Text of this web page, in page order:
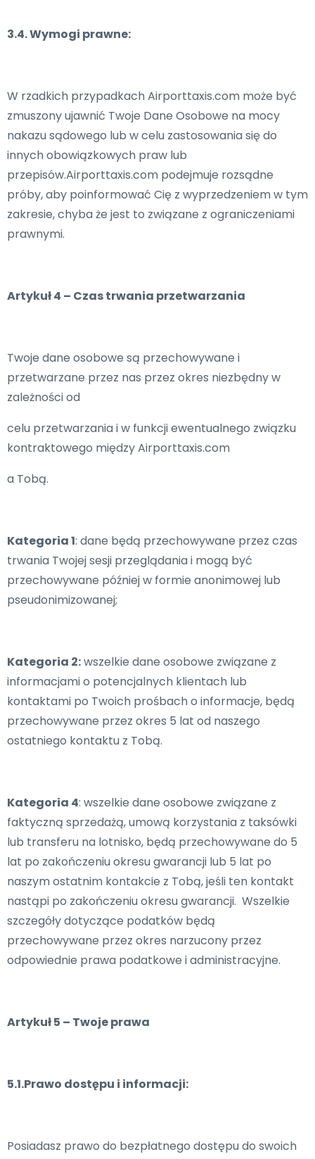
3.4. Wymogi prawne:
W rzadkich przypadkach Airporttaxis.com może być
zmuszony ujawnić Twoje Dane Osobowe na mocy
nakazu sądowego lub w celu zastosowania się do
innych obowiązkowych praw lub
przepisów.Airporttaxis.com podejmuje rozsądne
próby, aby poinformować Cię z wyprzedzeniem w tym
zakresie, chyba że jest to związane z ograniczeniami
prawnymi.
Artykuł 4 – Czas trwania przetwarzania
Twoje dane osobowe są przechowywane i
przetwarzane przez nas przez okres niezbędny w
zależności od
celu przetwarzania i w funkcji ewentualnego związku
kontraktowego między Airporttaxis.com
a Tobą.
Kategoria 1: dane będą przechowywane przez czas
trwania Twojej sesji przeglądania i mogą być
przechowywane później w formie anonimowej lub
pseudonimizowanej;
Kategoria 2:wszelkie dane osobowe związane z
informacjami o potencjalnych klientach lub
kontaktami po Twoich prośbach o informacje, będą
przechowywane przez okres 5 lat od naszego
ostatniego kontaktu z Tobą.
Kategoria 4: wszelkie dane osobowe związane z
faktyczną sprzedażą, umową korzystania z taksówki
lub transferu na lotnisko, będą przechowywane do 5
lat po zakończeniu okresu gwarancji lub 5 lat po
naszym ostatnim kontakcie z Tobą, jeśli ten kontakt
nastąpi po zakończeniu okresu gwarancji. Wszelkie
szczegóły dotyczące podatków będą
przechowywane przez okres narzucony przez
odpowiednie prawa podatkowe i administracyjne.
Artykuł 5 – Twoje prawa
5.1.Prawo dostępu i informacji:
Posiadasz prawo do bezpłatnego dostępu do swoich